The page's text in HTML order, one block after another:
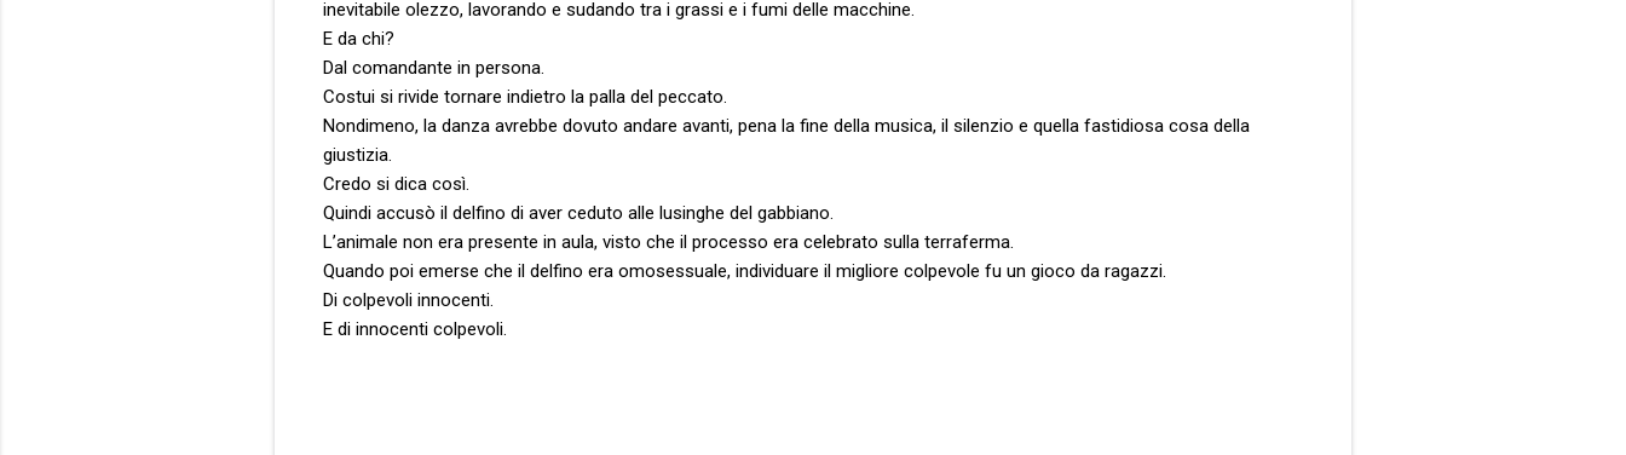
inevitabile olezzo, lavorando e sudando tra i grassi e i fumi delle macchine.
E da chi?
Dal comandante in persona.
Costui si rivide tornare indietro la palla del peccato.
Nondimeno, la danza avrebbe dovuto andare avanti, pena la fine della musica, il silenzio e quella fastidiosa cosa della
giustizia.
Credo si dica così.
Quindi accusò il delfino di aver ceduto alle lusinghe del gabbiano.
L’animale non era presente in aula, visto che il processo era celebrato sulla terraferma.
Quando poi emerse che il delfino era omosessuale, individuare il migliore colpevole fu un gioco da ragazzi.
Di colpevoli innocenti.
E di innocenti colpevoli.